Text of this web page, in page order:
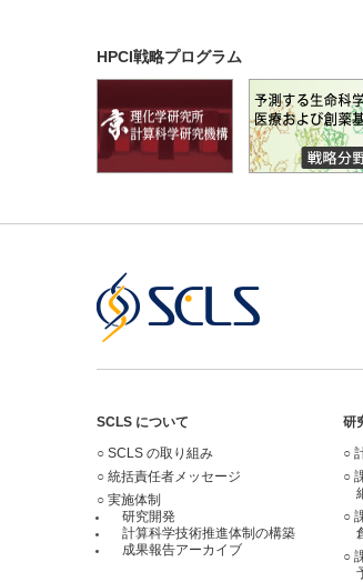
HPCI戦略プログラム
SCLS について
SCLS の取り組み
統括責任者メッセージ
実施体制
研究開発
計算科学技術推進体制の構築
成果報告アーカイブ
研